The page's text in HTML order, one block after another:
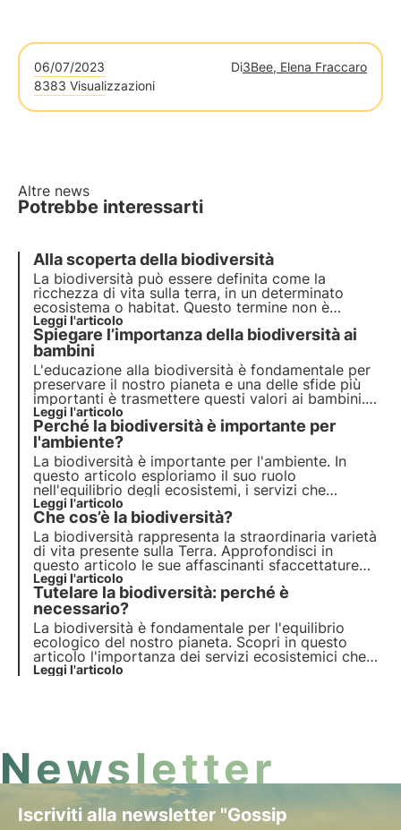
06/07/2023 Di3Bee, Elena Fraccaro
8383 Visualizzazioni
Altre news
Potrebbe interessarti
Alla scoperta della biodiversità
La biodiversità può essere definita come la
ricchezza di vita sulla terra, in un determinato
ecosistema o habitat. Questo termine non è
casuale, in quanto la diversità di specie sulla terra
e nel mare, rappresenta un bene talmente prezioso
da essere considerato
Leggi l'articolo
Spiegare l’importanza della biodiversità ai
bambini
L'educazione alla biodiversità è fondamentale per
preservare il nostro pianeta e una delle sfide più
importanti è trasmettere questi valori ai bambini.
Spiegare loro l'importanza della biodiversità è
essenziale per formare futuri custodi dellanatura
Scopriamo insieme come farlo.
Leggi l'articolo
Perché la biodiversità è importante per
l'ambiente?
La biodiversità è importante per l'ambiente. In
questo articolo esploriamo il suo ruolo
nell'equilibrio degli ecosistemi, i servizi che
fornisce, l'importanza per la ricerca scientifica e il
suo impatto sul benessere umano. Scopri come
3Bee si impegna nella tutela della biodiversità con
le Oasi.
Leggi l'articolo
Che cos’è la biodiversità?
La biodiversità rappresenta la straordinaria varietà
di vita presente sulla Terra. Approfondisci in
questo articolo le sue affascinanti sfaccettature
con esempi concreti e scopri perché è così
importante.
Leggi l'articolo
Tutelare la biodiversità: perché è
necessario?
La biodiversità è fondamentale per l'equilibrio
ecologico del nostro pianeta. Scopri in questo
articolo l'importanza dei servizi ecosistemici che
offre, il costo della sua perdita e le strategie
Leggi l'articolo
Newsletter
Iscriviti alla newsletter "Gossip